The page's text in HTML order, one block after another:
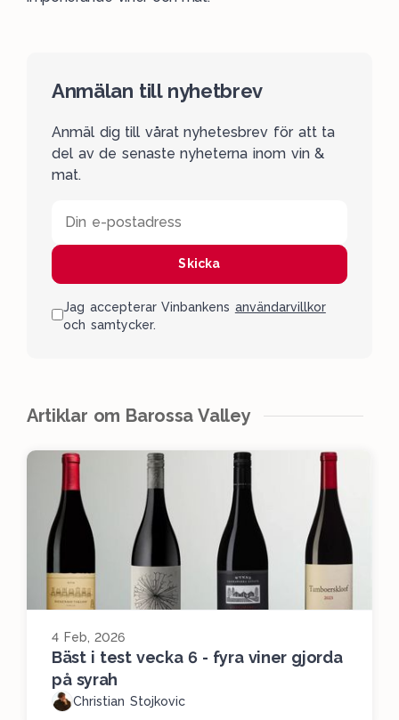
Anmälan till nyhetbrev
Anmäl dig till vårat nyhetesbrev för att ta
del av de senaste nyheterna inom vin &
mat.
Din e-postadress
Skicka
Jag accepterar Vinbankens användarvillkor
och samtycker.
Artiklar om Barossa Valley
4 Feb, 2026
Bäst i test vecka 6 - fyra viner gjorda
på syrah
Christian Stojkovic